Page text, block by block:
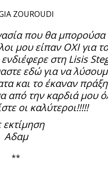
ZOUROUDI
που θα μπορούσα
μου είπαν ΟΧΙ για το
στη Lisis
εδώ για να
και το έκαναν πράξη
από την καρδιά μου
οι καλύτεροι!!!!!
Αδαμ
**